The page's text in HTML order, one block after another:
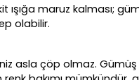
ışığa maruz kalması;
olabilir.
asla çöp olmaz.